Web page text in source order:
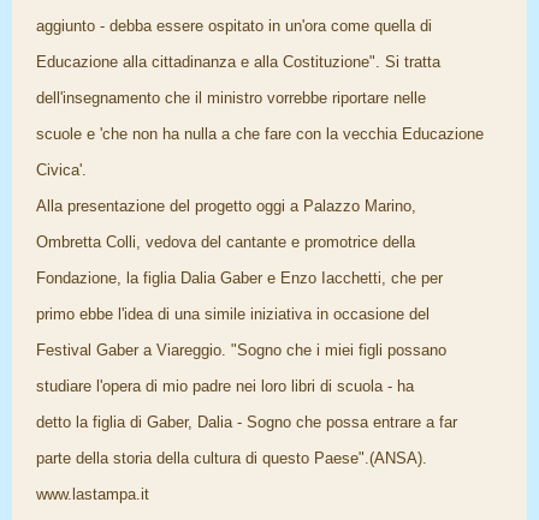
aggiunto - debba essere ospitato in un'ora come quella di
Educazione alla cittadinanza e alla Costituzione". Si tratta
dell'insegnamento che il ministro vorrebbe riportare nelle
scuole e 'che non ha nulla a che fare con la vecchia Educazione
Civica'.
Alla presentazione del progetto oggi a Palazzo Marino,
Ombretta Colli, vedova del cantante e promotrice della
Fondazione, la figlia Dalia Gaber e Enzo Iacchetti, che per
primo ebbe l'idea di una simile iniziativa in occasione del
Festival Gaber a Viareggio. "Sogno che i miei figli possano
studiare l'opera di mio padre nei loro libri di scuola - ha
detto la figlia di Gaber, Dalia - Sogno che possa entrare a far
parte della storia della cultura di questo Paese".(ANSA).
www.lastampa.it